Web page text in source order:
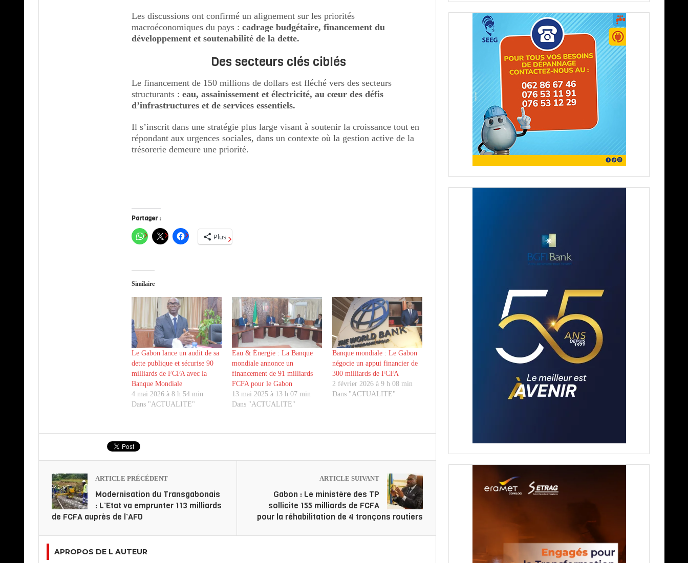
Les discussions ont confirmé un alignement sur les priorités
macroéconomiques du pays :cadrage budgétaire, financement du
développement et soutenabilité de la dette.
Des secteurs clés ciblés
Le financement de 150 millions de dollars est fléché vers des secteurs
structurants : eau, assainissement et électricité, au cœur des défis
d’infrastructures et de services essentiels.
Il s’inscrit dans une stratégie plus large visant à soutenir la croissance tout en
répondant aux urgences sociales, dans un contexte où la gestion active de la
trésorerie demeure une priorité.
Partager :
Plus
Similaire
Le Gabon lance un audit de sa
dette publique et sécurise 90
milliards de FCFA avec la
Banque Mondiale
4 mai 2026 à 8 h 54 min
Dans "ACTUALITE"
Eau & Énergie : La Banque
mondiale annonce un
financement de 91 milliards
FCFA pour le Gabon
13 mai 2025 à 13 h 07 min
Dans "ACTUALITE"
Banque mondiale : Le Gabon
négocie un appui financier de
300 milliards de FCFA
2 février 2026 à 9 h 08 min
Dans "ACTUALITE"
ARTICLE PRÉCÉDENT
Modernisation du Transgabonais
: L’Etat va emprunter 113 milliards
de FCFA auprès de l’AFD
ARTICLE SUIVANT
Gabon : Le ministère des TP
sollicite 155 milliards de FCFA
pour la réhabilitation de 4 tronçons routiers
APROPOS DE L AUTEUR